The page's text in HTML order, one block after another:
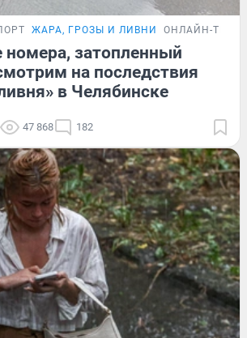
ЖАРА, ГРОЗЫ И ЛИВНИ ОНЛАЙН-
затопленный
на последствия
в Челябинске
47 868 182